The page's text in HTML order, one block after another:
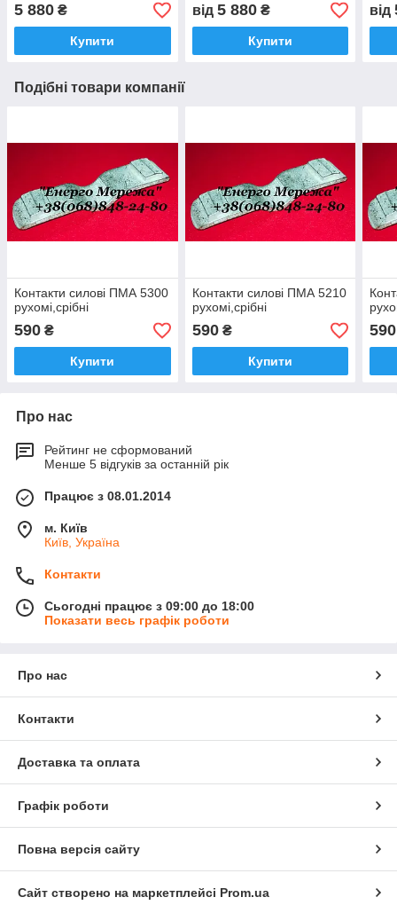
5 880 ₴
Купити
від 5 880₴
Купити
від
Подібні товари компанії
Контакти силові ПМА 5300
рухомі,срібні
590 ₴
Купити
Контакти силові ПМА 5210
рухомі,срібні
590₴
Купити
590
Про нас
Рейтинг не сформований
Менше 5 відгуків за останній рік
Працює з 08.01.2014
м. Київ
Київ, Україна
Контакти
Сьогодні працює з 09:00 до 18:00
Показати весь графік роботи
Про нас
Контакти
Доставка та оплата
Графік роботи
Повна версія сайту
Сайт створено на маркетплейсі Prom.ua